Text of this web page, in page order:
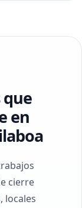
que
en
cierre
locales